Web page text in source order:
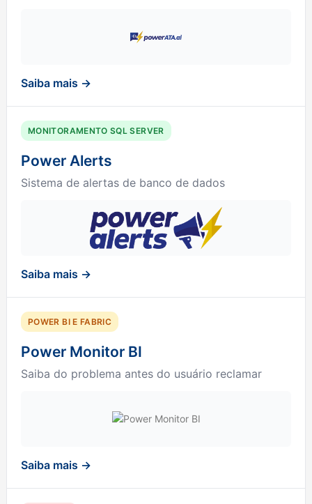
Saiba mais →
MONITORAMENTO SQL SERVER
Power Alerts
Sistema de alertas de banco de dados
Saiba mais →
POWER BI E FABRIC
Power Monitor BI
Saiba do problema antes do usuário reclamar
Saiba mais →